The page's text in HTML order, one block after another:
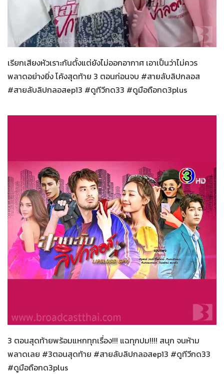
25-11-2565 สายลับลิปกลอส
เรียกเสียงหัวเราะกันตั้งแต่ยังไม่ออกอากาศ เอาเป็นว่าไม่ควร
พลาดอย่างยิ่ง โค้งสุดท้าย 3 ตอนก่อนจบ #สายลับลิปกลอส
#สายลับลิปกลอสep13 #ดูทีวีกด33 #ดูมือถือกด3plus
25-11-2565 สายลับลิปกลอส
3 ตอนสุดท้ายพร้อมแหกทุกเรื่อง!!! แฉทุกปม!!!! สนุก จนห้าม
พลาดเลย #3ตอนสุดท้าย #สายลับลิปกลอสep13 #ดูทีวีกด33
#ดูมือถือกด3plus